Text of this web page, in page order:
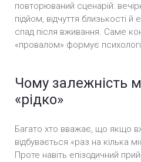
повторюваний сценарій:
підйом, відчуття близькості й
спад після вживання. Саме
«провалом» формує
Чому залежність
«рідко»
Багато хто вважає, що якщо
відбувається «раз на кілька
Проте навіть епізодичний